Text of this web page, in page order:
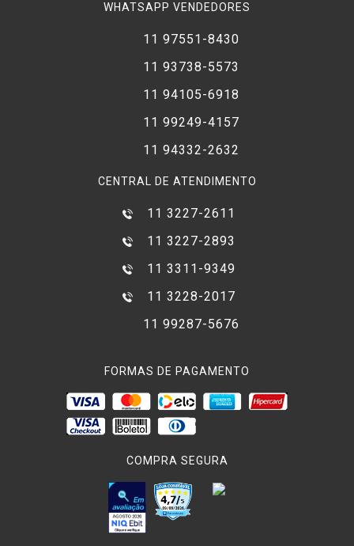
WHATSAPP VENDEDORES
11 97551-8430
11 93738-5573
11 94105-6918
11 99249-4157
11 94332-2632
CENTRAL DE ATENDIMENTO
11 3227-2611
11 3227-2893
11 3311-9349
11 3228-2017
11 99287-5676
FORMAS DE PAGAMENTO
COMPRA SEGURA